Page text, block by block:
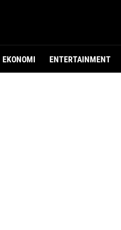
EKONOMI ENTERTAINMENT